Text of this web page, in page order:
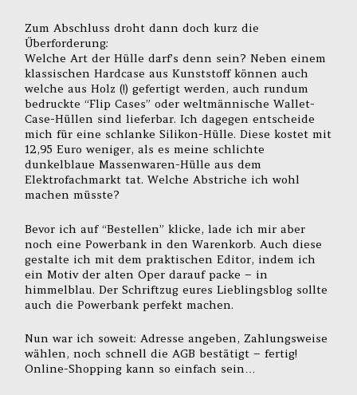
Zum Abschluss droht dann doch kurz die
Überforderung:
Welche Art der Hülle darf’s denn sein? Neben einem
klassischen Hardcase aus Kunststoff können auch
welche aus Holz (!) gefertigt werden, auch rundum
bedruckte “Flip Cases” oder weltmännische Wallet-
Case-Hüllen sind lieferbar. Ich dagegen entscheide
mich für eine schlanke Silikon-Hülle. Diese kostet mit
12,95 Euro weniger, als es meine schlichte
dunkelblaue Massenwaren-Hülle aus dem
Elektrofachmarkt tat. Welche Abstriche ich wohl
machen müsste?
Bevor ich auf “Bestellen” klicke, lade ich mir aber
noch eine Powerbank in den Warenkorb. Auch diese
gestalte ich mit dem praktischen Editor, indem ich
ein Motiv der alten Oper darauf packe – in
himmelblau. Der Schriftzug eures Lieblingsblog sollte
auch die Powerbank perfekt machen.
Nun war ich soweit: Adresse angeben, Zahlungsweise
wählen, noch schnell die AGB bestätigt – fertig!
Online-Shopping kann so einfach sein…